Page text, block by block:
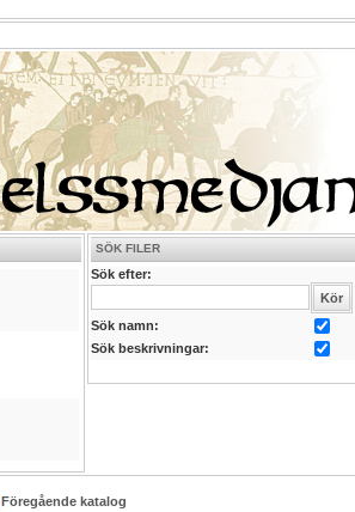
SÖK FILER
Sök efter:
Sök namn:
Sök beskrivningar:
Föregående katalog